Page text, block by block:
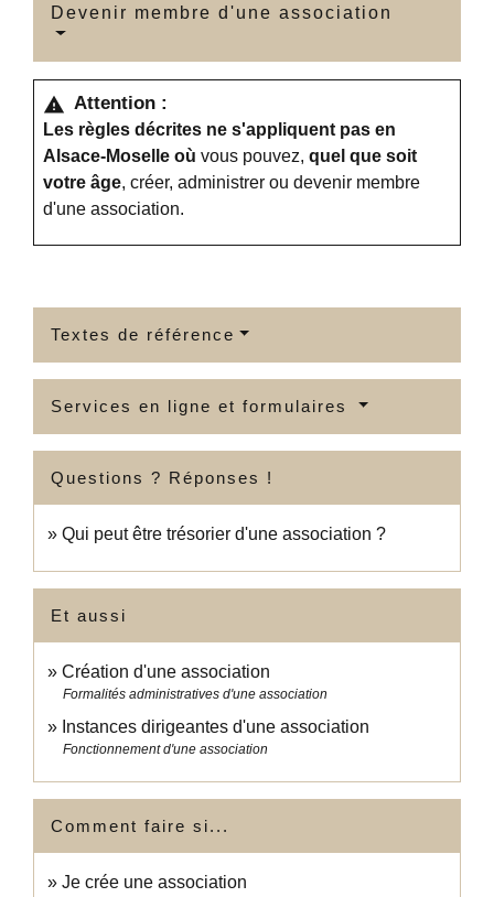
Devenir membre d'une association
warning Attention :
Les règles décrites ne s'appliquent pas en
Alsace-Moselle où vous pouvez, quel que soit
votre âge, créer, administrer ou devenir membre
d'une association.
Textes de référence
Services en ligne et formulaires
Questions ? Réponses !
Qui peut être trésorier d'une association ?
Et aussi
Création d'une association
Formalités administratives d'une association
Instances dirigeantes d'une association
Fonctionnement d'une association
Comment faire si...
Je crée une association